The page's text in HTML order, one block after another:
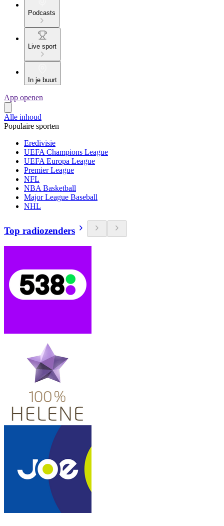
Podcasts
Live sport
In je buurt
App openen
Alle inhoud
Populaire sporten
Eredivisie
UEFA Champions League
UEFA Europa League
Premier League
NFL
NBA Basketball
Major League Baseball
NHL
Top radiozenders